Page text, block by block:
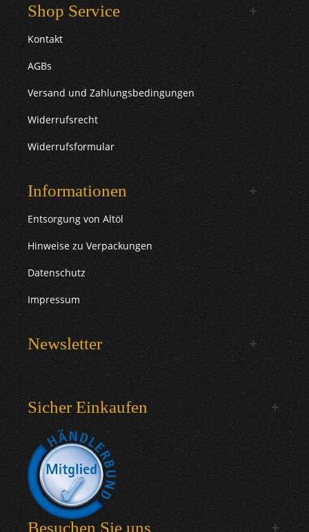
Shop Service
Kontakt
AGBs
Versand und Zahlungsbedingungen
Widerrufsrecht
Widerrufsformular
Informationen
Entsorgung von Altöl
Hinweise zu Verpackungen
Datenschutz
Impressum
Newsletter
Sicher Einkaufen
Besuchen Sie uns